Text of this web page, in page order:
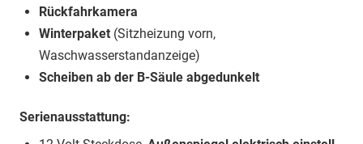
Rückfahrkamera
Winterpaket (Sitzheizung vorn,
Waschwasserstandanzeige)
Scheiben ab der B-Säule abgedunkelt
Serienausstattung: